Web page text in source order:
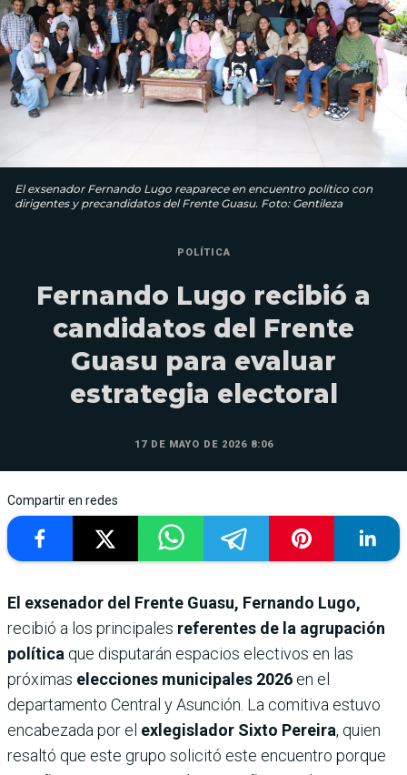
El exsenador Fernando Lugo reaparece en encuentro político con
dirigentes y precandidatos del Frente Guasu. Foto: Gentileza
POLÍTICA
Fernando Lugo recibió a
candidatos del Frente
Guasu para evaluar
estrategia electoral
17 DE MAYO DE 2026 8:06
Compartir en redes
El exsenador del Frente Guasu, Fernando Lugo,
recibió a los principales referentes de la agrupación
política que disputarán espacios electivos en las
próximas elecciones municipales 2026 en el
departamento Central y Asunción. La comitiva estuvo
encabezada por el exlegislador Sixto Pereira, quien
resaltó que este grupo solicitó este encuentro porque